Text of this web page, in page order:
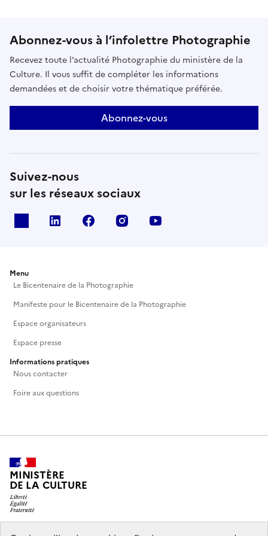
Abonnez-vous à l’infolettre Photographie
Recevez toute l’actualité Photographie du ministère de la
Culture. Il vous suffit de compléter les informations
demandées et de choisir votre thématique préférée.
Abonnez-vous
Suivez-nous
sur les réseaux sociaux
Linkedin Facebook Instagram
Menu
Le Bicentenaire de la Photographie
Manifeste pour le Bicentenaire de la Photographie
Espace organisateurs
Espace presse
Informations pratiques
Nous contacter
Foire aux questions
MINISTÈRE
DE LA CULTURE